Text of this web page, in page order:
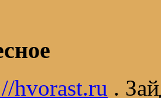
hvorast.ru .